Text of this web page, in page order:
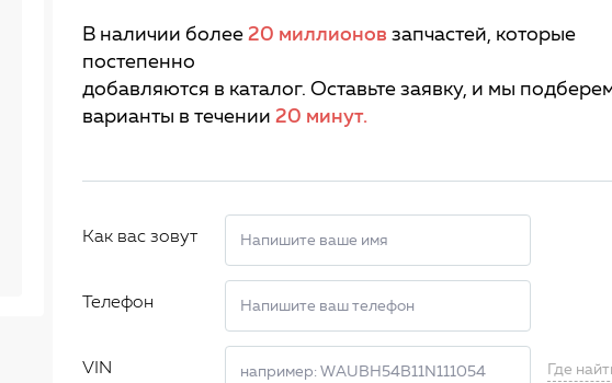
В наличии более 20 миллионов запчастей, которые
постепенно
добавляются в каталог. Оставьте заявку, и мы
варианты в течении 20 минут.
Как вас зовут
Телефон
VIN Где